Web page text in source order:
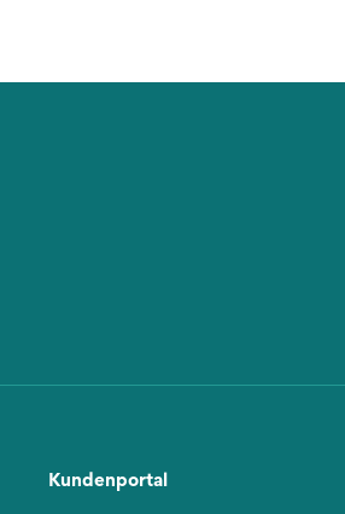
Kundenportal